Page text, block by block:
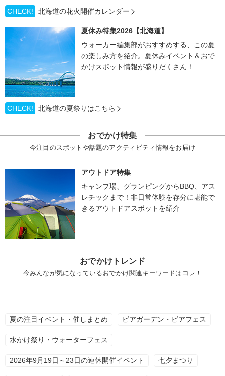
CHECK!
北海道の花火開催カレンダー
夏休み特集2026【北海道】
ウォーカー編集部がおすすめする、この夏
の楽しみ方を紹介。夏休みイベント＆おで
かけスポット情報が盛りだくさん！
CHECK! 北海道の夏祭りはこちら
おでかけ特集
今注目のスポットや話題のアクティビティ情報をお届け
アウトドア特集
キャンプ場、グランピングからBBQ、アス
レチックまで！非日常体験を存分に堪能で
きるアウトドアスポットを紹介
おでかけトレンド
今みんなが気になっているおでかけ関連キーワードはコレ！
夏の注目イベント・催しまとめ ビアガーデン・ビアフェス
水かけ祭り・ウォーターフェス
2026年9月19日～23日の連休開催イベント 七夕まつり